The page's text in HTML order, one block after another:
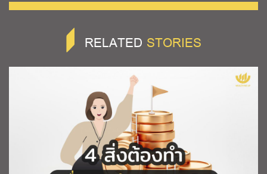
RELATED STORIES